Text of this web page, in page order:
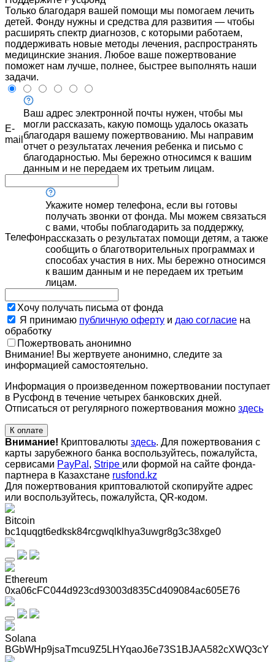
Только благодаря вашей помощи мы помогаем лечить
детей. Фонду нужны и средства для развития — чтобы
расширять спектр диагнозов, с которыми работаем,
поддерживать новые методы лечения, распространять
медицинские знания. Любое ваше пожертвование
поможет нам лучше, полнее, быстрее выполнять наши
задачи.
E-
mail
Ваш адрес электронной почты нужен, чтобы мы
могли рассказать, какую помощь удалось оказать
благодаря вашему пожертвованию. Мы направим
отчет о результатах лечения ребенка и письмо с
благодарностью. Мы бережно относимся к вашим
данным и не передаем их третьим лицам.
Телефон
Укажите номер телефона, если вы готовы
получать звонки от фонда. Мы можем связаться
с вами, чтобы поблагодарить за поддержку,
рассказать о результатах помощи детям, а также
сообщить о благотворительных программах и
способах участия в них. Мы бережно относимся
к вашим данным и не передаем их третьим
лицам.
Хочу получать письма от фонда
Я принимаю публичную оферту и даю согласие на
обработку
Пожертвовать анонимно
Внимание! Вы жертвуете анонимно, следите за
информацией самостоятельно.
Информация о произведенном пожертвовании поступает
в Русфонд в течение четырех банковских дней.
Отписаться от регулярного пожертвования можно здесь
К оплате
Внимание! Криптовалюты здесь. Для пожертвования с
карты зарубежного банка воспользуйтесь, пожалуйста,
сервисами PayPal , Stripe или формой на сайте фонда-
партнера в Казахстане rusfond.kz
Для пожертвования криптовалютой скопируйте адрес
или воспользуйтесь, пожалуйста, QR-кодом.
Bitcoin
bc1quqgt6edksk84rcgwqlklhya3uwgr8g3c38xge0
Ethereum
0xa06cFC044d923cd93003d835Cd409084ac605E76
Solana
BGbWHp9jsaTmcu9Z5LHYqaoJ6e73S1BJAA582cXWQ3cY